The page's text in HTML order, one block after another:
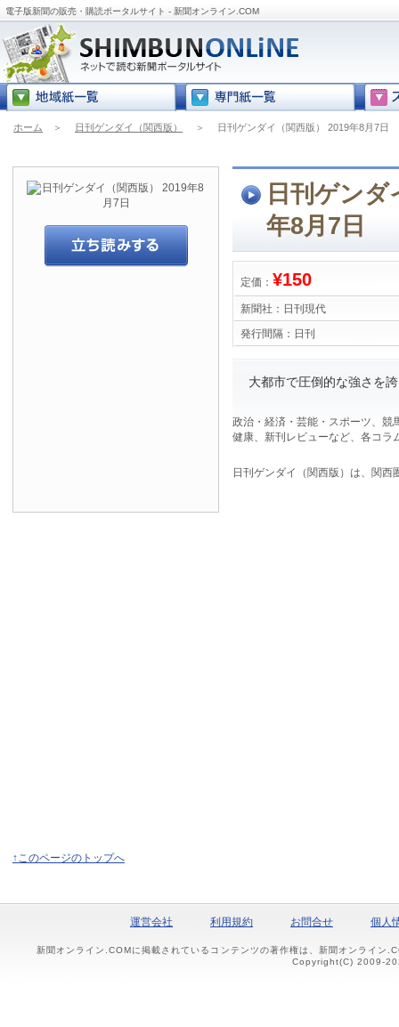
電子版新聞の販売・購読ポータルサイト - 新聞オンライン.COM
ホーム ＞ 日刊ゲンダイ（関西版） ＞ 日刊ゲンダイ（関西版） 2019年8月7日
日刊ゲン
年8月7日
定価： ¥150
新聞社： 日刊現代
発行間隔： 日刊
大都市で圧倒的な強さを
政治・経済・芸能・スポーツ、競
健康、新刊レビューなど、各コラ
日刊ゲンダイ（関西版）は、関
↑このページのトップへ
運営会社 利用規約 お問合せ 個人
新聞オンライン.COMに掲載されているコンテンツの著作権は、新聞オンライン
Copyright(C) 2009-